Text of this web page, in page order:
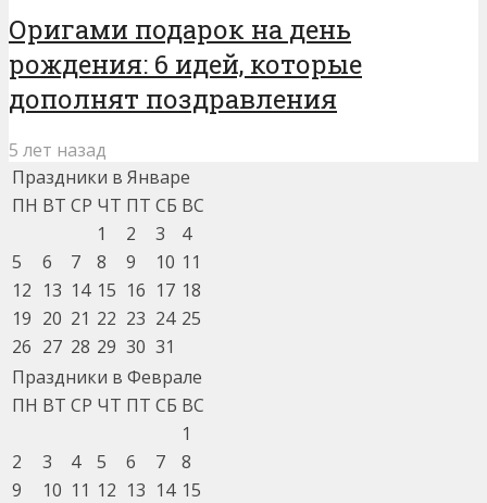
Оригами подарок на день
рождения: 6 идей, которые
дополнят поздравления
5 лет назад
Праздники в Январе
ПН ВТ СР ЧТ ПТ СБ ВС
1
2 3
4
5
6 7 8 9 10 11
12 13 14 15 16 17 18
19 20 21 22 23 24 25
26 27 28 29 30 31
Праздники в Феврале
ПН ВТ СР ЧТ ПТ СБ ВС
1
2
3 4 5 6 7
8
9
10 11 12 13 14 15